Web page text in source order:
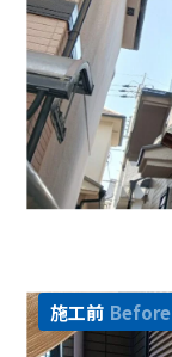
施工前 Before